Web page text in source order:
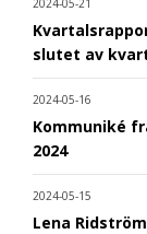
2024-05-21
slutet av
2024-05-16
Kommuniké
2024
2024-05-15
Lena